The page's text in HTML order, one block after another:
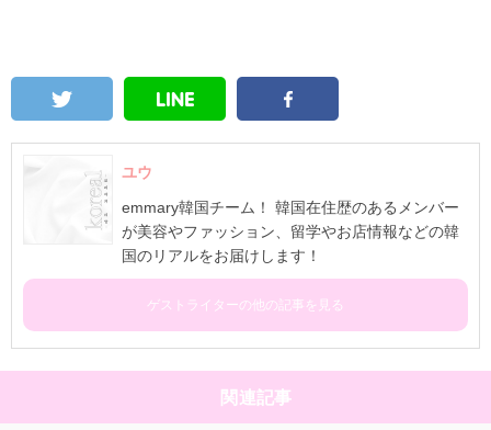
ユウ
emmary韓国チーム！ 韓国在住歴のあるメンバー
が美容やファッション、留学やお店情報などの韓
国のリアルをお届けします！
ゲストライターの他の記事を見る
関連記事